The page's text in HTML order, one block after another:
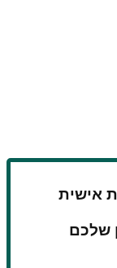
אישית
שלכם